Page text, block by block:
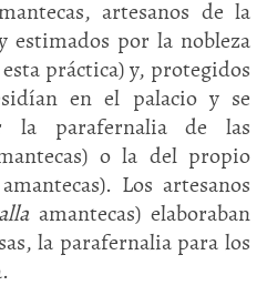
artesanos de la
estimados por la nobleza
práctica) y, protegidos
en el palacio y se
la parafernalia de las
o la del propio
amantecas). Los artesanos
amantecas) elaboraban
la parafernalia para los